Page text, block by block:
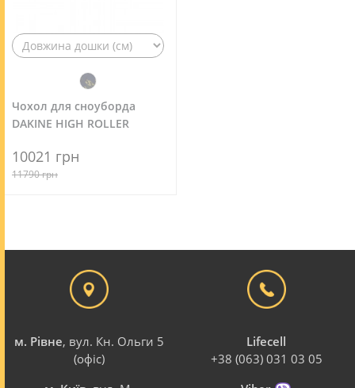
Чохол для сноуборда
DAKINE HIGH ROLLER
10021 грн
11790 грн
м. Рівне, вул. Кн. Ольги 5
(офіс)
Lifecell
+38 (063) 031 03 05